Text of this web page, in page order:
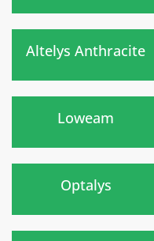
Altelys Anthracite
Nouveau
Loweam
Nouveau
Optalys